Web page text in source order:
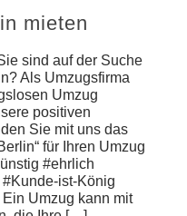
mieten
sind auf der Suche
Als Umzugsfirma
Umzug
positiven
Sie mit uns das
für Ihren Umzug
#ehrlich
ist-König
Umzug kann mit